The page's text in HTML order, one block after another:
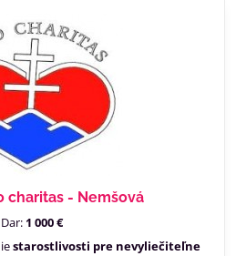
charitas - Nemšová
Dar: 1 000 €
starostlivosti pre nevyliečiteľne